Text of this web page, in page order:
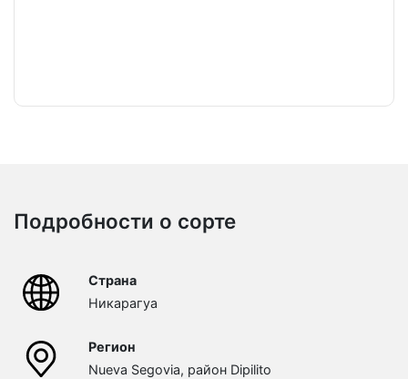
Подробности о сорте
Страна
Никарагуа
Регион
Nueva Segovia, район Dipilito